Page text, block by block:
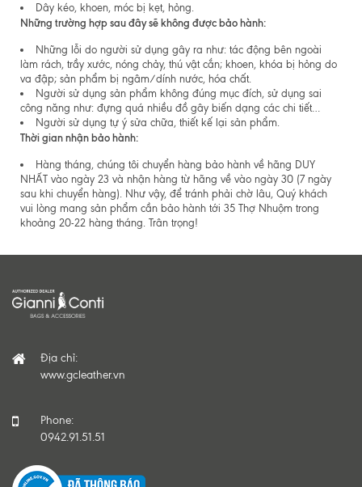
Dây kéo, khoen, móc bị kẹt, hỏng.
Những trường hợp sau đây sẽ không được bảo hành:
Những lỗi do người sử dụng gây ra như: tác động bên ngoài
làm rách, trầy xước, nóng chảy, thú vật cắn; khoen, khóa bị hỏng do
va đập; sản phẩm bị ngâm/dính nước, hóa chất.
Người sử dụng sản phẩm không đúng mục đích, sử dụng sai
công năng như: đựng quá nhiều đồ gây biến dạng các chi tiết…
Người sử dụng tự ý sửa chữa, thiết kế lại sản phẩm.
Thời gian nhận bảo hành:
Hàng tháng, chúng tôi chuyển hàng bảo hành về hãng DUY
NHẤT vào ngày 23 và nhận hàng từ hãng về vào ngày 30 (7 ngày
sau khi chuyển hàng). Như vậy, để tránh phải chờ lâu, Quý khách
vui lòng mang sản phẩm cần bảo hành tới 35 Thợ Nhuộm trong
khoảng 20-22 hàng tháng. Trân trọng!
Địa chỉ:
www.gcleather.vn
Phone:
0942.91.51.51